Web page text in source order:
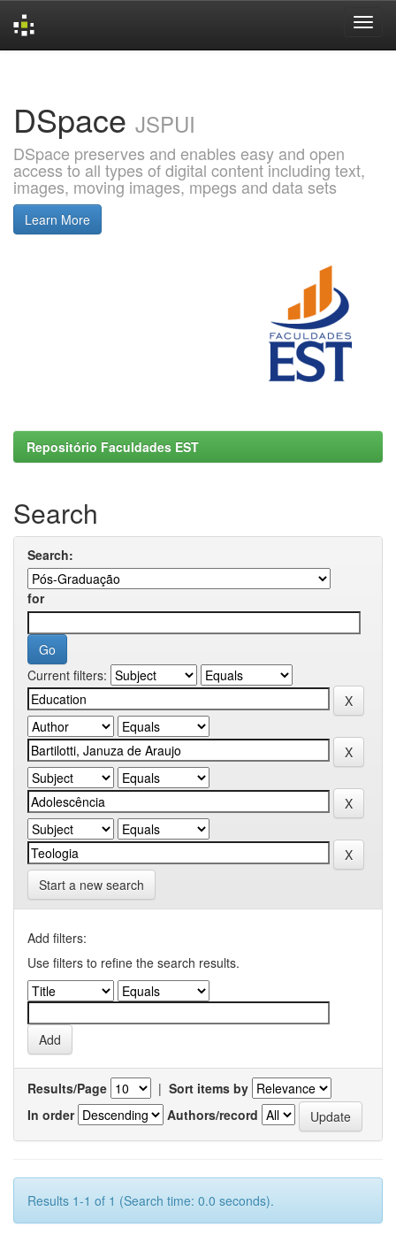
DSpace JSPUI
DSpace preserves and enables easy and open
access to all types of digital content including text,
images, moving images, mpegs and data sets
Learn More
Repositório Faculdades EST
Search
Search:
for
Current filters:
Start a new search
Add filters:
Use filters to refine the search results.
Results/Page | Sort items by
In order
Authors/record
Results 1-1 of 1 (Search time: 0.0 seconds).